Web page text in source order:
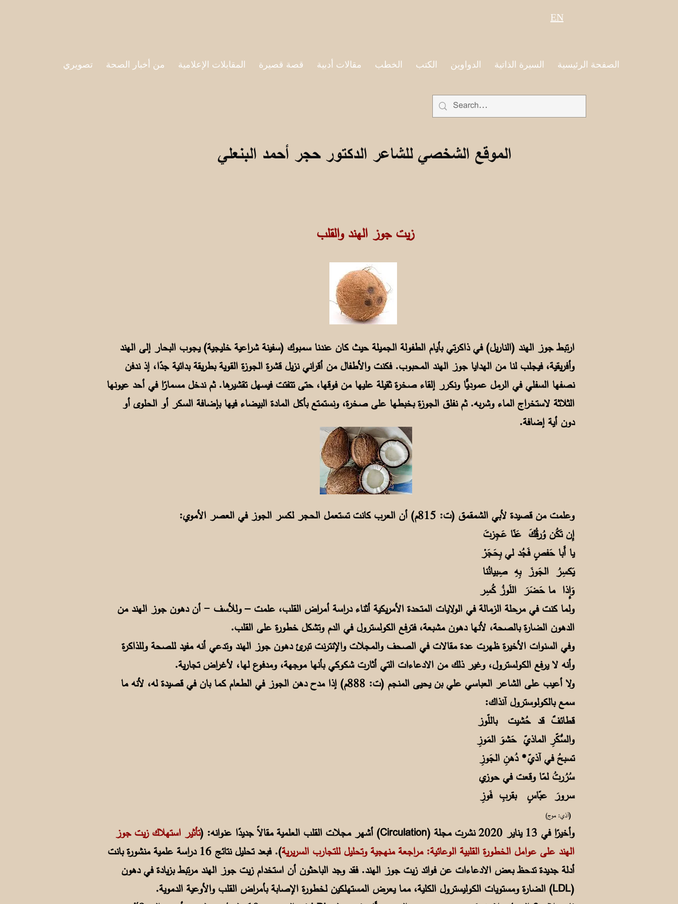
EN
الصفحة الرئيسية السيرة الذاتية الدواوين الكتب الخطب مقالات أدبية قصة قصيرة المقابلات الإعلامية من أخبار الصحة تصويري
الموقع الشخصي للشاعر الدكتور حجر أحمد البنعلي
زيت جوز الهند والقلب
ارتبط جوز الهند (الناريل) في ذاكرتي بأيام الطفولة الجميلة حيث كان عندنا سمبوك (سفينة شراعية خليجية) يجوب البحار إلى الهند
وأفريقية، فيجلب لنا من الهدايا جوز الهند المحبوب. فكنت والأطفال من أقراني نزيل قشرة الجوزة القوية بطريقة بدائية جدًا، إذ ندفن
نصفها السفلي في الرمل عموديًّا ونكرر إلقاء صخرة ثقيلة عليها من فوقها، حتى تتفتت فيسهل تقشيرها. ثم ندخل مسمارًا في أحد عيونها
الثلاثة لاستخراج الماء وشربه. ثم نفلق الجوزة بخبطها على صخرة، ونستمتع بأكل المادة البيضاء فيها بإضافة السكر أو الحلوى أو
دون أية إضافة.
وعلمت من قصيدة لأبي الشمقمق (ت: 815م) أن العرب كانت تستعمل الحجر لكسر الجوز في العصر الأموي:
إِن تَكُن وُرقُكَ عَنّا عَجِزتَ
يا أَبا حَفصٍ فَجُد لي بِحَجَرْ
يَكسِرُ الجَوزَ بِهِ صِبيانُنا
وَإِذا ما حَضَرَ اللَوزُ كُسِر
ولما كنت في مرحلة الزمالة في الولايات المتحدة الأمريكية أثناء دراسة أمراض القلب، علمت – وللأسف - أن دهون جوز الهند من
الدهون الضارة بالصحة، لأنها دهون مشبعة، فترفع الكولسترول في الدم وتشكل خطورة على القلب.
وفي السنوات الأخيرة ظهرت عدة مقالات في الصحف والمجلات والإنترنت تبرئ دهون جوز الهند وتدعي أنه مفيد للصحة وللذاكرة
وأنه لا يرفع الكولسترول، وغير ذلك من الادعاءات التي أثارت شكوكي بأنها موجهة، ومدفوع لها، لأغراض تجارية.
ولا أعيب على الشاعر العباسي علي بن يحيى المنجم (ت: 888م) إذا مدح دهن الجوز في الطعام كما بان في قصيدة له، لأنه ما
سمع بالكولوسترول آنذاك:
قطائفٌ قد حُشيت باللّوز
والسُّكّرِ الماذيّ حَشوَ المَوزِ
تسبحُ في آذيّ* دُهنِ الجَوزِ
سُرُرتُ لمّا وقعت في حوزي
سرورَ عبّاسٍ بقربِ فَوزِ
(آذي: موج)
وأخيرًا في 13 يناير 2020 نشرت مجلة (Circulation) أشهر مجلات القلب العلمية مقالاً جديدًا عنوانه: (
تأثير استهلاك زيت جوز
الهند على عوامل الخطورة القلبية الوعائية: مراجعة منهجية وتحليل للتجارب السريرية
). فبعد تحليل نتائج 16 دراسة علمية منشورة بانت
أدلة جديدة تدحظ بعض الادعاءات عن فوائد زيت جوز الهند. فقد وجد الباحثون أن استخدام زيت جوز الهند مرتبط بزيادة في دهون
(LDL) الضارة ومستويات الكوليسترول الكلية، مما يعرض المستهلكين لخطورة الإصابة بأمراض القلب والأوعية الدموية.